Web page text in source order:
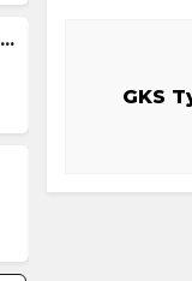
Turniej ATP Challenger w Grodzisku Mazowieckim
GKS